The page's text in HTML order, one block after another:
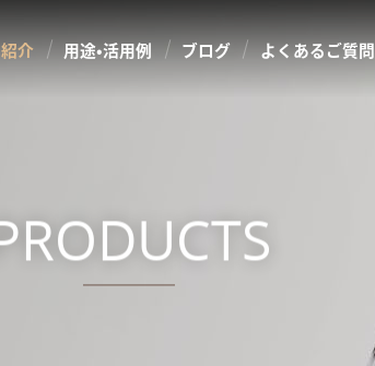
介 用途・活用例 ブログ よくあるご質問